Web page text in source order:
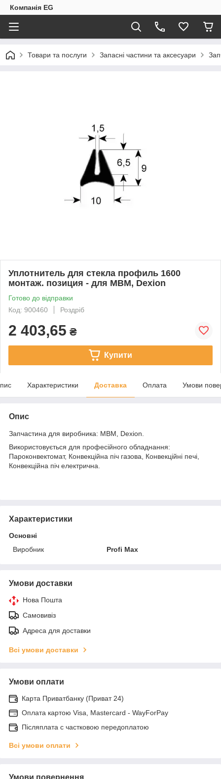
Компанія EG
Товари та послуги Запасні частини та аксесуари
Уплотнитель для стекла профиль 1600
монтаж. позиция - для MBM, Dexion
Готово до відправки
Код: 900460
Роздріб
2 403,65 ₴
Купити
Характеристики Доставка Оплата Умови
Опис
Запчастина для виробника: MBM, Dexion.
Використовується для професійного обладнання:
Пароконвектомат, Конвекційна піч газова, Конвекційні печі,
Конвекційна піч електрична.
Характеристики
Основні
Виробник
Profi Max
Умови доставки
Нова Пошта
Самовивіз
Адреса для доставки
Всі умови доставки
Умови оплати
Карта Приватбанку (Приват 24)
Оплата картою Visa, Mastercard - WayForPay
Післяплата с частковою передоплатою
Всі умови оплати
Умови повернення